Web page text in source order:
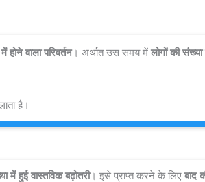
वाला परिवर्तन। अर्थात उस समय में लोगों की
है।
हुई वास्तविक बढ़ोतरी। इसे प्राप्त करने के लिए बाद